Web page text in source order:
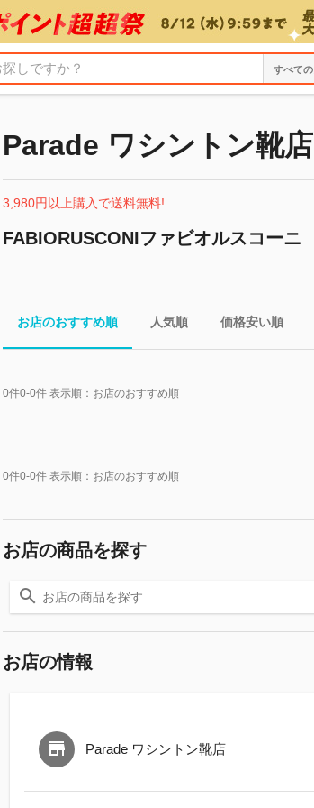
Parade ワシントン靴店
3,980円以上購入で送料無料!
FABIORUSCONIファビオルスコーニ
お店のおすすめ順 人気順 価格安い順
0件0-0件 表示順： お店のおすすめ順
0件0-0件 表示順： お店のおすすめ順
お店の商品を探す
お店の情報
Parade ワシントン靴店